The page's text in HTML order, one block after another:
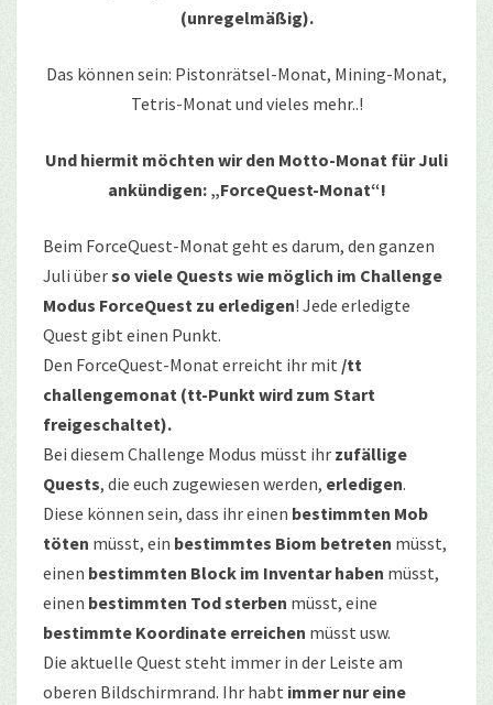
(unregelmäßig).
Das können sein: Pistonrätsel-Monat, Mining-Monat,
Tetris-Monat und vieles mehr..!
Und hiermit möchten wir den Motto-Monat für Juli
ankündigen: „ForceQuest-Monat“!
Beim ForceQuest-Monat geht es darum, den ganzen
Juli überso viele Quests wie möglich im Challenge
Modus ForceQuest zu erledigen! Jede erledigte
Quest gibt einen Punkt.
Den ForceQuest-Monat erreicht ihr mit /tt
challengemonat (tt-Punkt wird zum Start
freigeschaltet).
Bei diesem Challenge Modus müsst ihr zufällige
Quests, die euch zugewiesen werden, erledigen.
Diese können sein, dass ihr einen bestimmten Mob
töten müsst, ein bestimmtes Biom betreten müsst,
einen bestimmten Block im Inventar haben müsst,
einen bestimmten Todsterben müsst, eine
bestimmte Koordinate erreichen müsst usw.
Die aktuelle Quest steht immer in der Leiste am
oberen Bildschirmrand. Ihr habt immer nur eine